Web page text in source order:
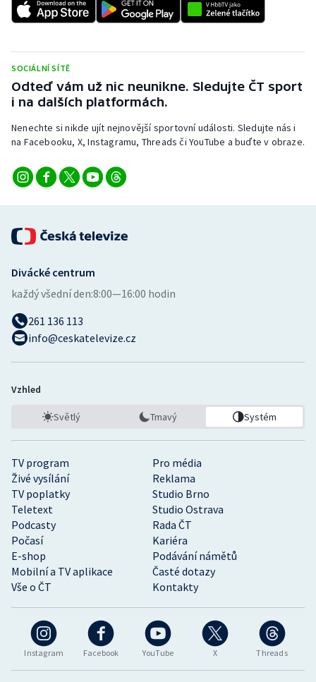
Rychlostní kanoistika
Short track
Sportovní střelba
Stolní tenis
Vodní slalom
Ostatní
SOCIÁLNÍ SÍTĚ
Odteď vám už nic neunikne. Sledujte ČT sport
i na dalších platformách.
Nenechte si nikde ujít nejnovější sportovní události. Sledujte nás i
na Facebooku, X, Instagramu, Threads či YouTube a buďte v obraze.
Instagram Facebook YouTube X Threads
TV program
Pro média
Živé vysílání
Reklama
TV poplatky
Studio Brno
Teletext
Studio Ostrava
Podcasty
Rada ČT
Počasí
Kariéra
E-shop
Podávání námětů
Mobilní a TV aplikace
Časté dotazy
Vše o ČT
Kontakty
Divácké centrum
každý všední den:8:00—16:00 hodin
261 136 113
info@ceskatelevize.cz
Vzhled
Světlý Tmavý Systém